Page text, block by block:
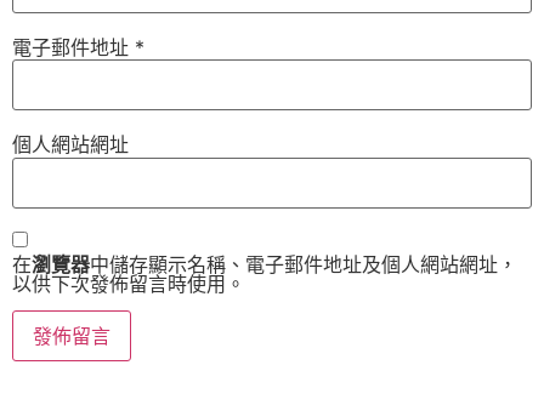
電子郵件地址 *
個人網站網址
在瀏覽器中儲存顯示名稱、電子郵件地址及個人網站網址，
以供下次發佈留言時使用。